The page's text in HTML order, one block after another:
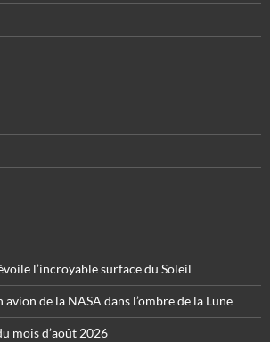
l’incroyable surface du Soleil
de la NASA dans l’ombre de la Lune
mois d’août 2026